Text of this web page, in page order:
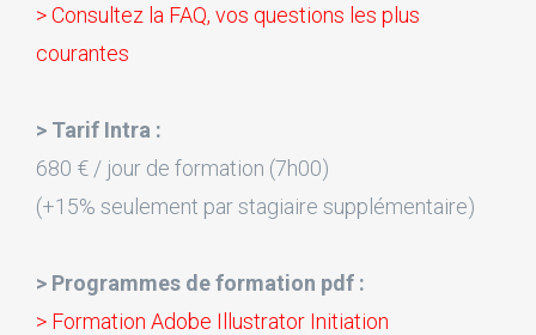
> Consultez la FAQ, vos questions les plus
courantes
> Tarif Intra :
680 € / jour de formation (7h00)
(+15% seulement par stagiaire supplémentaire)
> Programmes de formation pdf :
> Formation Adobe Illustrator Initiation